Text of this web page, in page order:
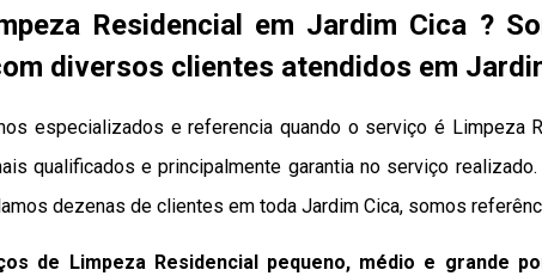
Residencial em Jardim Cica ?
diversos clientes atendidos em
especializados e referencia quando o serviço é Limpeza
qualificados e principalmente garantia no serviço
dezenas de clientes em toda Jardim Cica, somos
de Limpeza Residencial pequeno, médio e grande